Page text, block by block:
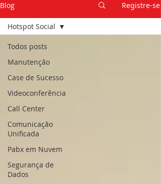
Blog Registre-se
Todos posts
Manutenção
Case de Sucesso
Videoconferência
Call Center
Comunicação
Unificada
Pabx em Nuvem
Segurança de
Dados
Hotspot Social